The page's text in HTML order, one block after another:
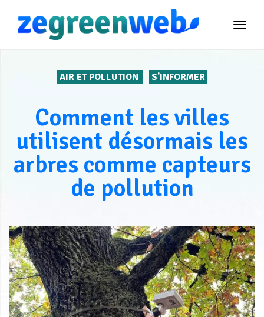
AIR ET POLLUTION S'INFORMER
Comment les villes
utilisent désormais les
arbres comme capteurs
de pollution